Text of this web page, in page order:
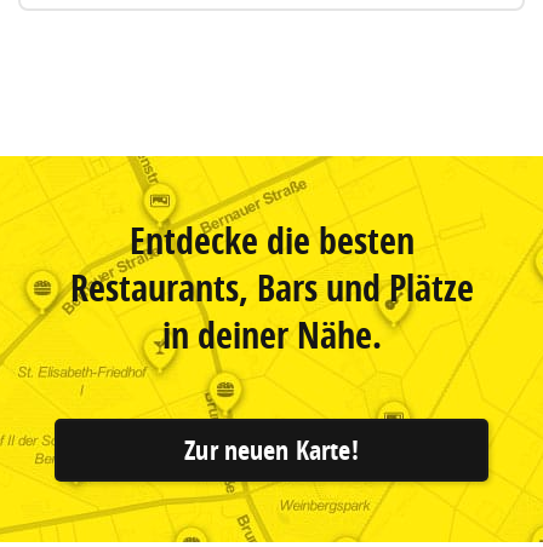
Entdecke die besten
Restaurants, Bars und Plätze
in deiner Nähe.
Zur neuen Karte!